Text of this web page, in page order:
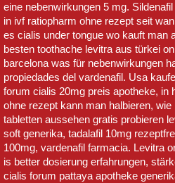
eine nebenwirkungen 5 mg.
in ivf ratiopharm ohne rezept seit
es cialis under tongue wo kauft man
besten toothache levitra aus türkei
barcelona was für nebenwirkungen
propiedades del vardenafil. Usa
forum cialis 20mg preis apotheke, in
ohne rezept kann man halbieren, wie
tabletten aussehen gratis probieren
soft generika, tadalafil 10mg
100mg, vardenafil farmacia. Levitra
is better dosierung erfahrungen,
cialis forum pattaya apotheke